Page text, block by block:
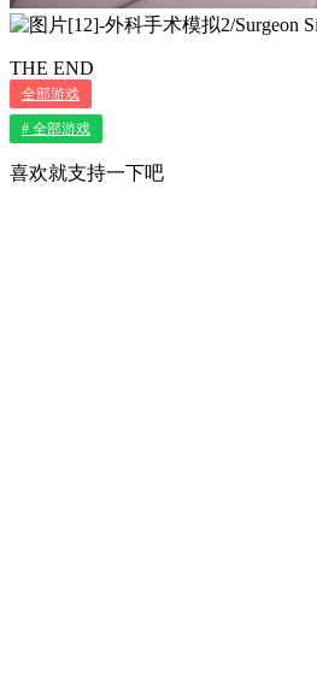
THE END
全部游戏
# 全部游戏
喜欢就支持一下吧